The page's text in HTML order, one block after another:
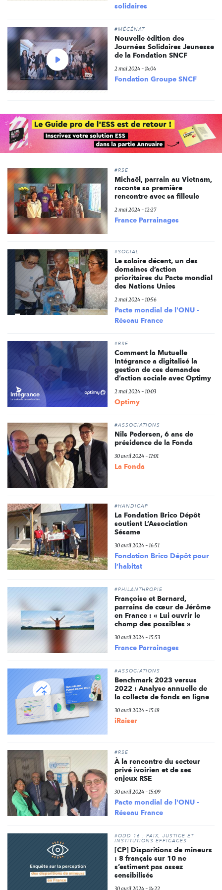
solidaires
Voir
la
vidéo
#MÉCÉNAT
Nouvelle édition des
Journées Solidaires Jeunesse
de la Fondation SNCF
2 mai 2024 - 14:04
Fondation Groupe SNCF
#RSE
Michaël, parrain au Vietnam,
raconte sa première
rencontre avec sa filleule
2 mai 2024 - 12:27
France Parrainages
#SOCIAL
Le salaire décent, un des
domaines d’action
prioritaires du Pacte mondial
des Nations Unies
2 mai 2024 - 10:56
Pacte mondial de l'ONU -
Réseau France
#RSE
Comment la Mutuelle
Intégrance a digitalisé la
gestion de ces demandes
d’action sociale avec Optimy
2 mai 2024 - 10:03
Optimy
#ASSOCIATIONS
Nils Pedersen, 6 ans de
présidence de la Fonda
30 avril 2024 - 17:01
La Fonda
#HANDICAP
La Fondation Brico Dépôt
soutient L’Association
Sésame
30 avril 2024 - 16:51
Fondation Brico Dépôt pour
l’habitat
#PHILANTHROPIE
Françoise et Bernard,
parrains de cœur de Jérôme
en France : « Lui ouvrir le
champ des possibles »
30 avril 2024 - 15:53
France Parrainages
#ASSOCIATIONS
Benchmark 2023 versus
2022 : Analyse annuelle de
la collecte de fonds en ligne
30 avril 2024 - 15:18
iRaiser
#RSE
À la rencontre du secteur
privé ivoirien et de ses
enjeux RSE
30 avril 2024 - 15:09
Pacte mondial de l'ONU -
Réseau France
#ODD 16 : PAIX, JUSTICE ET
INSTITUTIONS EFFICACES
[CP] Disparitions de mineurs
: 8 français sur 10 ne
s’estiment pas assez
sensibilisés